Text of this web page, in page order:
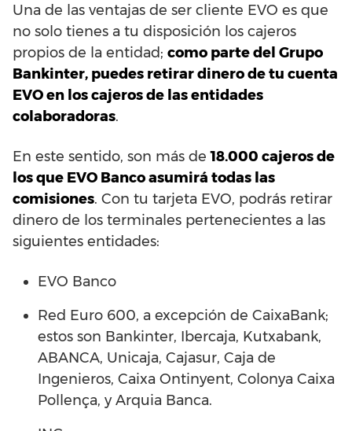
Una de las ventajas de ser cliente EVO es que
no solo tienes a tu disposición los cajeros
propios de la entidad; como parte del Grupo
Bankinter, puedes retirar dinero de tu cuenta
EVO en los cajeros de las entidades
colaboradoras.
En este sentido, son más de18.000 cajeros de
los que EVO Banco asumirá todas las
comisiones. Con tu tarjeta EVO, podrás retirar
dinero de los terminales pertenecientes a las
siguientes entidades:
EVO Banco
Red Euro 600, a excepción de CaixaBank;
estos son Bankinter, Ibercaja, Kutxabank,
ABANCA, Unicaja, Cajasur, Caja de
Ingenieros, Caixa Ontinyent, Colonya Caixa
Pollença, y Arquia Banca.